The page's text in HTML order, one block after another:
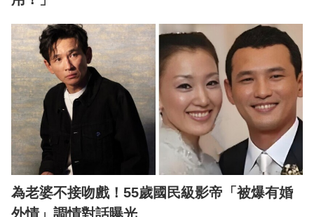
為老婆不接吻戲！55歲國民級影帝「被爆有婚
外情」調情對話曝光